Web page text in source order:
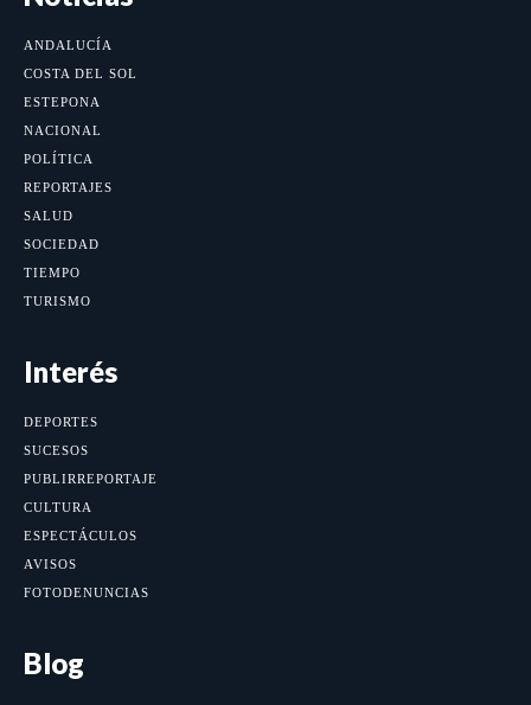
ANDALUCÍA
COSTA DEL SOL
ESTEPONA
NACIONAL
POLÍTICA
REPORTAJES
SALUD
SOCIEDAD
TIEMPO
TURISMO
Interés
DEPORTES
SUCESOS
PUBLIRREPORTAJE
CULTURA
ESPECTÁCULOS
AVISOS
FOTODENUNCIAS
Blog